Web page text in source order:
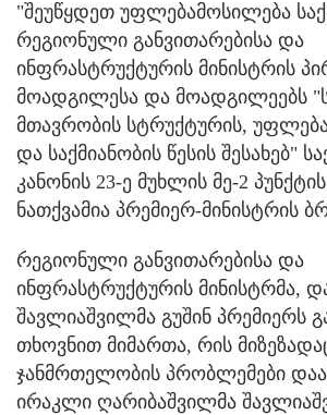
"შეუწყდეთ უფლებამოსილება
რეგიონული განვითარებისა და
ინფრასტრუქტურის მინისტრის
მოადგილესა და მოადგილეებს
მთავრობის სტრუქტურის,
და საქმიანობის წესის შესახებ"
კანონის 23-ე მუხლის მე-2
ნათქვამია პრემიერ-მინისტრის
რეგიონული განვითარებისა და
ინფრასტრუქტურის მინისტრმა,
შავლიაშვილმა გუშინ პრემიერს
თხოვნით მიმართა, რის
ჯანმრთელობის პრობლემები
ირაკლი ღარიბაშვილმა